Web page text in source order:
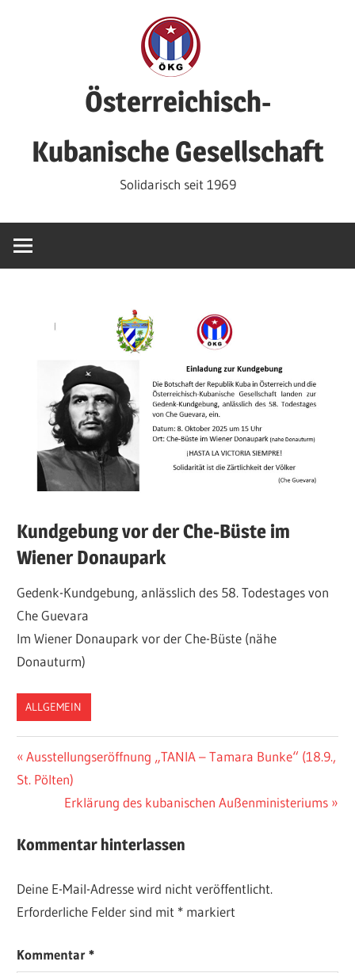
Österreichisch-
Kubanische Gesellschaft
Solidarisch seit 1969
Kundgebung vor der Che-Büste im
Wiener Donaupark
Gedenk-Kundgebung, anlässlich des 58. Todestages von
Che Guevara
Im Wiener Donaupark vor der Che-Büste (nähe
Donauturm)
ALLGEMEIN
Beitragsnavigation
Vorheriger
Beitrag:
Ausstellungseröffnung „TANIA – Tamara Bunke“ (18.9.,
St. Pölten)
Nächster
Erklärung des kubanischen Außenministeriums
Kommentar hinterlassen
Deine E-Mail-Adresse wird nicht veröffentlicht.
Erforderliche Felder sind mit * markiert
Kommentar*